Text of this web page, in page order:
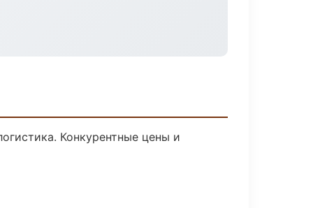
Конкурентные цены и